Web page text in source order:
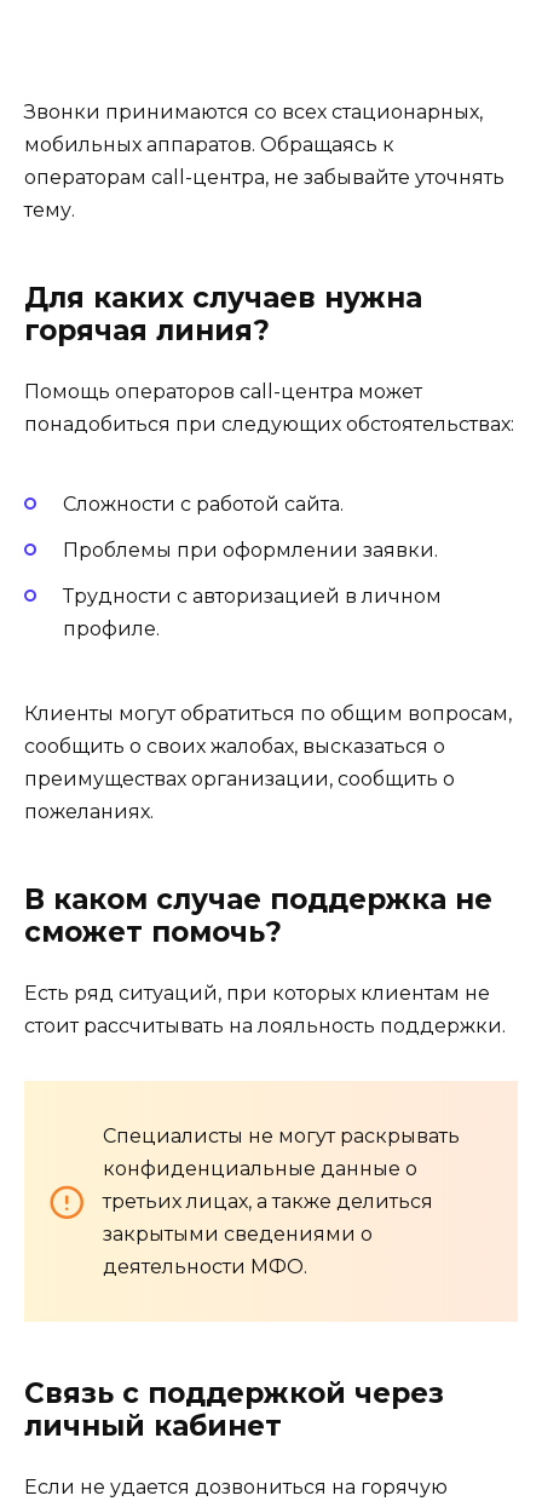
Звонки принимаются со всех стационарных,
мобильных аппаратов. Обращаясь к
операторам call-центра, не забывайте уточнять
тему.
Для каких случаев нужна
горячая линия?
Помощь операторов call-центра может
понадобиться при следующих обстоятельствах:
Сложности с работой сайта.
Проблемы при оформлении заявки.
Трудности с авторизацией в личном
профиле.
Клиенты могут обратиться по общим вопросам,
сообщить о своих жалобах, высказаться о
преимуществах организации, сообщить о
пожеланиях.
В каком случае поддержка не
сможет помочь?
Есть ряд ситуаций, при которых клиентам не
стоит рассчитывать на лояльность поддержки.
Специалисты не могут раскрывать
конфиденциальные данные о
третьих лицах, а также делиться
закрытыми сведениями о
деятельности МФО.
Связь с поддержкой через
личный кабинет
Если не удается дозвониться на горячую